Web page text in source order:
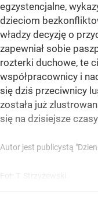
egzystencjalne,
dzieciom
władzy decyzję o
zapewniał sobie
rozterki duchowe, te
współpracownicy i
się dziś przeciwnicy
została już
się na dzisiejsze
Autor jest publicystą
Fot: T. Strzyżewski